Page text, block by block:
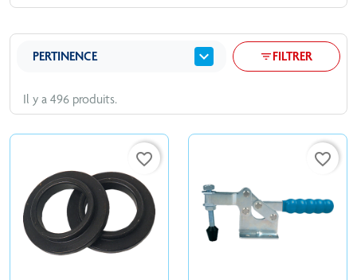
Il y a 496 produits.
PERTINENCE expand_more filter_listFILTRER
favorite_border favorite_border